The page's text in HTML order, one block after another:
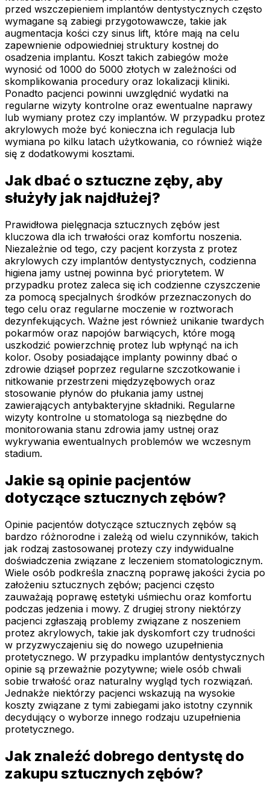
przed wszczepieniem implantów dentystycznych często
wymagane są zabiegi przygotowawcze, takie jak
augmentacja kości czy sinus lift, które mają na celu
zapewnienie odpowiedniej struktury kostnej do
osadzenia implantu. Koszt takich zabiegów może
wynosić od 1000 do 5000 złotych w zależności od
skomplikowania procedury oraz lokalizacji kliniki.
Ponadto pacjenci powinni uwzględnić wydatki na
regularne wizyty kontrolne oraz ewentualne naprawy
lub wymiany protez czy implantów. W przypadku protez
akrylowych może być konieczna ich regulacja lub
wymiana po kilku latach użytkowania, co również wiąże
się z dodatkowymi kosztami.
Jak dbać o sztuczne zęby, aby
służyły jak najdłużej?
Prawidłowa pielęgnacja sztucznych zębów jest
kluczowa dla ich trwałości oraz komfortu noszenia.
Niezależnie od tego, czy pacjent korzysta z protez
akrylowych czy implantów dentystycznych, codzienna
higiena jamy ustnej powinna być priorytetem. W
przypadku protez zaleca się ich codzienne czyszczenie
za pomocą specjalnych środków przeznaczonych do
tego celu oraz regularne moczenie w roztworach
dezynfekujących. Ważne jest również unikanie twardych
pokarmów oraz napojów barwiących, które mogą
uszkodzić powierzchnię protez lub wpłynąć na ich
kolor. Osoby posiadające implanty powinny dbać o
zdrowie dziąseł poprzez regularne szczotkowanie i
nitkowanie przestrzeni międzyzębowych oraz
stosowanie płynów do płukania jamy ustnej
zawierających antybakteryjne składniki. Regularne
wizyty kontrolne u stomatologa są niezbędne do
monitorowania stanu zdrowia jamy ustnej oraz
wykrywania ewentualnych problemów we wczesnym
stadium.
Jakie są opinie pacjentów
dotyczące sztucznych zębów?
Opinie pacjentów dotyczące sztucznych zębów są
bardzo różnorodne i zależą od wielu czynników, takich
jak rodzaj zastosowanej protezy czy indywidualne
doświadczenia związane z leczeniem stomatologicznym.
Wiele osób podkreśla znaczną poprawę jakości życia po
założeniu sztucznych zębów; pacjenci często
zauważają poprawę estetyki uśmiechu oraz komfortu
podczas jedzenia i mowy. Z drugiej strony niektórzy
pacjenci zgłaszają problemy związane z noszeniem
protez akrylowych, takie jak dyskomfort czy trudności
w przyzwyczajeniu się do nowego uzupełnienia
protetycznego. W przypadku implantów dentystycznych
opinie są przeważnie pozytywne; wiele osób chwali
sobie trwałość oraz naturalny wygląd tych rozwiązań.
Jednakże niektórzy pacjenci wskazują na wysokie
koszty związane z tymi zabiegami jako istotny czynnik
decydujący o wyborze innego rodzaju uzupełnienia
protetycznego.
Jak znaleźć dobrego dentystę do
zakupu sztucznych zębów?